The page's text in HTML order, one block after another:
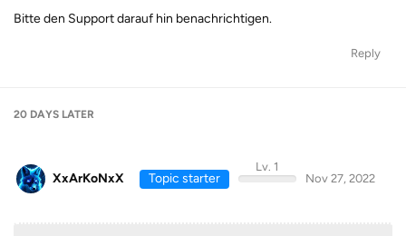
Bitte den Support darauf hin benachrichtigen.
Reply
20 DAYS LATER
XxArKoNxX Topic starter
Lv. 1
Nov 27, 2022